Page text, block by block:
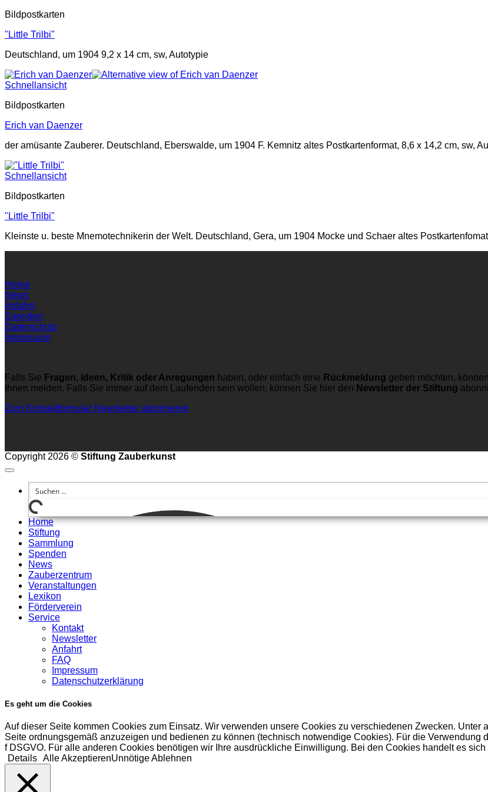
Bildpostkarten
"Little Trilbi"
Deutschland, um 1904 9,2 x 14 cm, sw, Autotypie
Schnellansicht
Bildpostkarten
Erich van Daenzer
der amüsante Zauberer. Deutschland, Eberswalde, um 1904 F. Kemnitz altes Postkartenformat, 8,6 x 14,2 cm, sw,
Schnellansicht
Bildpostkarten
"Little Trilbi"
Kleinste u. beste Mnemotechnikerin der Welt. Deutschland, Gera, um 1904 Mocke und Schaer altes
Home
News
Anfahrt
Spenden
Datenschutz
Impressum
Falls Sie Fragen, Ideen, Kritik oder Anregungen haben, oder einfach eine Rückmeldung geben möchten,
Ihnen melden. Falls Sie immer auf dem Laufenden sein wollen, können Sie hier den Newsletter der Stiftung
Zum Kontaktformular Newsletter abonnieren
Copyright 2026 © Stiftung Zauberkunst
Home
Stiftung
Sammlung
Spenden
News
Zauberzentrum
Veranstaltungen
Lexikon
Förderverein
Service
Kontakt
Newsletter
Anfahrt
FAQ
Impressum
Datenschutzerklärung
Es geht um die Cookies
Auf dieser Seite kommen Cookies zum Einsatz. Wir verwenden unsere Cookies zu verschiedenen Zwecken.
Seite ordnungsgemäß anzuzeigen und bedienen zu können (technisch notwendige Cookies). Für die Verwendung
f DSGVO. Für alle anderen Cookies benötigen wir Ihre ausdrückliche Einwilligung. Bei den Cookies handelt es
Details Alle AkzeptierenUnnötige Ablehnen